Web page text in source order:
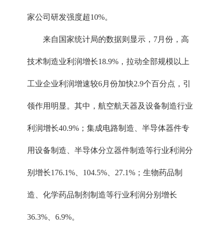
家公司研发强度超10%。
来自国家统计局的数据则显示，7月份，高
技术制造业利润增长18.9%，拉动全部规模以上
工业企业利润增速较6月份加快2.9个百分点，引
领作用明显。其中，航空航天器及设备制造行业
利润增长40.9%；集成电路制造、半导体器件专
用设备制造、半导体分立器件制造等行业利润分
别增长176.1%、104.5%、27.1%；生物药品制
造、化学药品制剂制造等行业利润分别增长
36.3%、6.9%。